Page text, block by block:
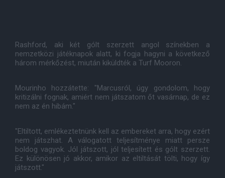
Rashford, aki két gólt szerzett angol színekben a
nemzetközi játéknapok alatt, ki fogja hagyni a következő
három mérkőzést, miután kiküldték a Turf Mooron.
Mourinho hozzátette: "Marcusról, úgy gondolom, hogy
kritizálni fognak, amiért nem játszatom őt vasárnap, de ez
nem az én hibám."
"Eltiltott, emlékeztetnünk kell az embereket arra, hogy ezért
nem játszhat. A válogatott teljesítménye miatt persze
boldog vagyok. Jól játszott, jól teljesített és gólt szerzett.
Ez különösen jó akkor, amikor az eltiltását tölti, hogy így
játszott."